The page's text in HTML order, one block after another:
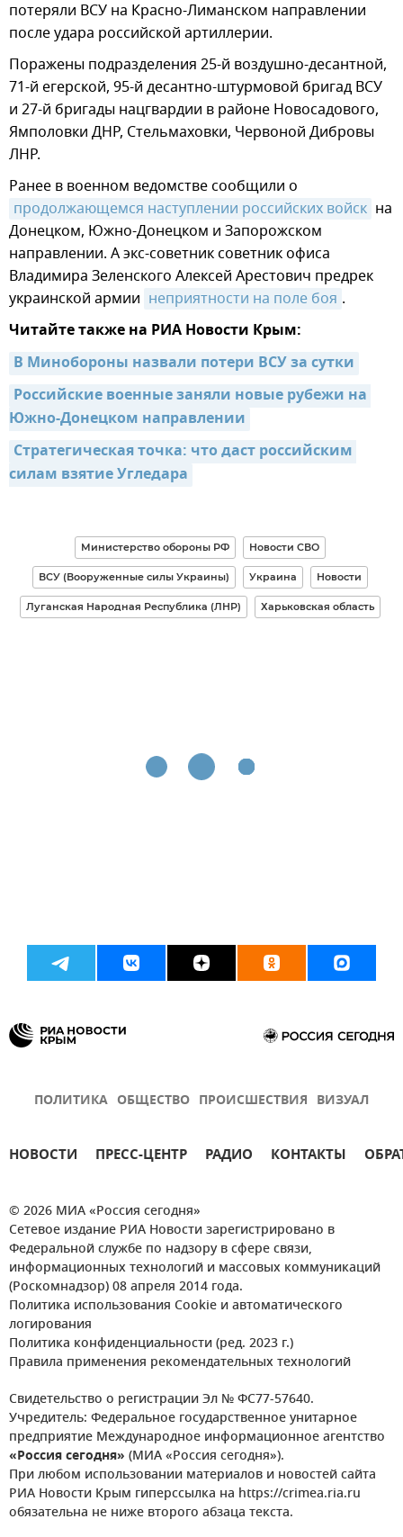
потеряли ВСУ на Красно-Лиманском направлении
после удара российской артиллерии.
Поражены подразделения 25-й воздушно-десантной,
71-й егерской, 95-й десантно-штурмовой бригад ВСУ
и 27-й бригады нацгвардии в районе Новосадового,
Ямполовки ДНР, Стельмаховки, Червоной Дибровы
ЛНР.
Ранее в военном ведомстве сообщили о
продолжающемся наступлении российских войск на
Донецком, Южно-Донецком и Запорожском
направлении. А экс-советник советник офиса
Владимира Зеленского Алексей Арестович предрек
украинской армии неприятности на поле боя .
Читайте также на РИА Новости Крым:
В Минобороны назвали потери ВСУ за сутки
Российские военные заняли новые рубежи на
Южно-Донецком направлении
Стратегическая точка: что даст российским
силам взятие Угледара
Министерство обороны РФ Новости СВО
ВСУ (Вооруженные силы Украины) Украина Новости
Луганская Народная Республика (ЛНР) Харьковская область
ПОЛИТИКА ОБЩЕСТВО ПРОИСШЕСТВИЯ ВИЗУАЛ
НОВОСТИ ПРЕСС-ЦЕНТР РАДИО КОНТАКТЫ
© 2026 МИА «Россия сегодня»
Сетевое издание РИА Новости зарегистрировано в
Федеральной службе по надзору в сфере связи,
информационных технологий и массовых коммуникаций
(Роскомнадзор) 08 апреля 2014 года.
Политика использования Cookie и автоматического
логирования
Политика конфиденциальности (ред. 2023 г.)
Правила применения рекомендательных технологий
Свидетельство о регистрации Эл № ФС77-57640.
Учредитель: Федеральное государственное унитарное
предприятие Международное информационное агентство
«Россия сегодня» (МИА «Россия сегодня»).
При любом использовании материалов и новостей сайта
РИА Новости Крым гиперссылка на https://crimea.ria.ru
обязательна не ниже второго абзаца текста.